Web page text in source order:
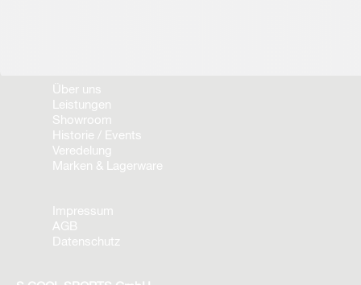
Über uns
Leistungen
Showroom
Historie / Events
Veredelung
Marken & Lagerware
Impressum
AGB
Datenschutz